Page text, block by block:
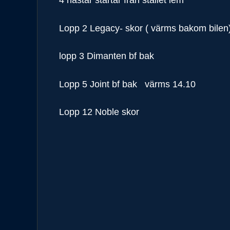
Lopp 2 Legacy- skor ( värms bakom
lopp 3 Dimanten bf bak
Lopp 5 Joint bf bak värms 14.10
Lopp 12 Noble skor